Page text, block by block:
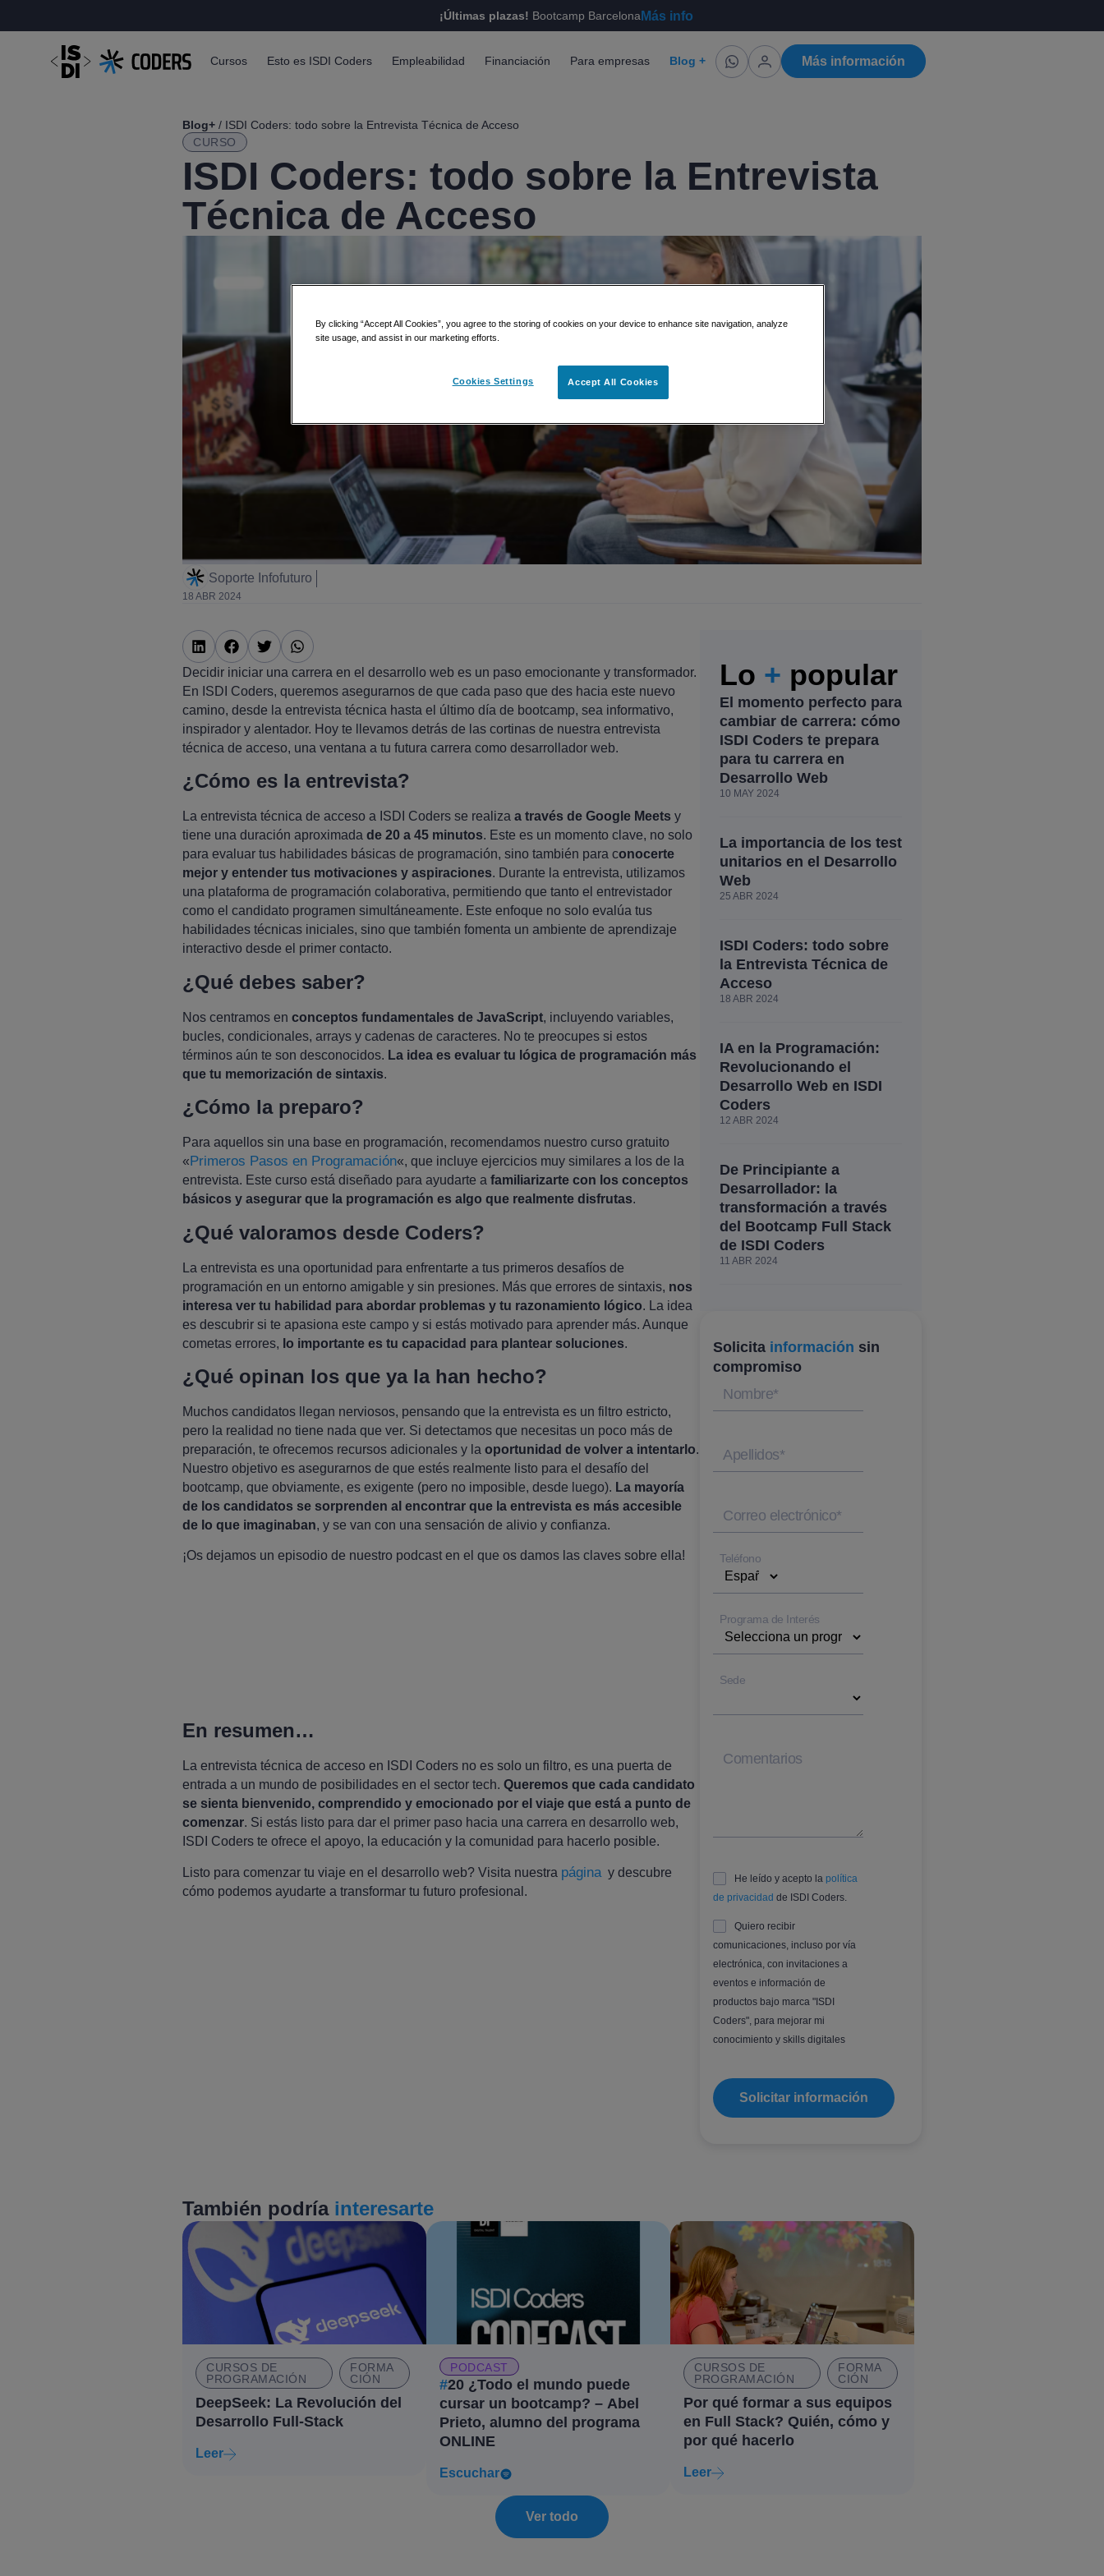
¡Últimas plazas! Bootcamp BarcelonaMás info
Cursos Esto es ISDI Coders Empleabilidad Financiación Para empresas Blog + Más información
Blog+ / ISDI Coders: todo sobre la Entrevista Técnica de Acceso
CURSO
ISDI Coders: todo sobre la Entrevista
Técnica de Acceso
Soporte Infofuturo
18 ABR 2024
Decidir iniciar una carrera en el desarrollo web es un paso emocionante y transformador.
En ISDI Coders, queremos asegurarnos de que cada paso que des hacia este nuevo
camino, desde la entrevista técnica hasta el último día de bootcamp, sea informativo,
inspirador y alentador. Hoy te llevamos detrás de las cortinas de nuestra entrevista
técnica de acceso, una ventana a tu futura carrera como desarrollador web.
¿Cómo es la entrevista?
La entrevista técnica de acceso a ISDI Coders se realiza a través de Google Meets y
tiene una duración aproximada de 20 a 45 minutos. Este es un momento clave, no solo
para evaluar tus habilidades básicas de programación, sino también para conocerte
mejor y entender tus motivaciones y aspiraciones. Durante la entrevista, utilizamos
una plataforma de programación colaborativa, permitiendo que tanto el entrevistador
como el candidato programen simultáneamente. Este enfoque no solo evalúa tus
habilidades técnicas iniciales, sino que también fomenta un ambiente de aprendizaje
interactivo desde el primer contacto.
¿Qué debes saber?
Nos centramos en conceptos fundamentales de JavaScript, incluyendo variables,
bucles, condicionales, arrays y cadenas de caracteres. No te preocupes si estos
términos aún te son desconocidos. La idea es evaluar tu lógica de programación más
que tu memorización de sintaxis.
¿Cómo la preparo?
Para aquellos sin una base en programación, recomendamos nuestro curso gratuito
« Primeros Pasos en Programación«, que incluye ejercicios muy similares a los de la
entrevista. Este curso está diseñado para ayudarte a familiarizarte con los conceptos
básicos y asegurar que la programación es algo que realmente disfrutas.
¿Qué valoramos desde Coders?
La entrevista es una oportunidad para enfrentarte a tus primeros desafíos de
programación en un entorno amigable y sin presiones. Más que errores de sintaxis, nos
interesa ver tu habilidad para abordar problemas y tu razonamiento lógico. La idea
es descubrir si te apasiona este campo y si estás motivado para aprender más. Aunque
cometas errores, lo importante es tu capacidad para plantear soluciones.
¿Qué opinan los que ya la han hecho?
Muchos candidatos llegan nerviosos, pensando que la entrevista es un filtro estricto,
pero la realidad no tiene nada que ver. Si detectamos que necesitas un poco más de
preparación, te ofrecemos recursos adicionales y la oportunidad de volver a intentarlo.
Nuestro objetivo es asegurarnos de que estés realmente listo para el desafío del
bootcamp, que obviamente, es exigente (pero no imposible, desde luego). La mayoría
de los candidatos se sorprenden al encontrar que la entrevista es más accesible
de lo que imaginaban, y se van con una sensación de alivio y confianza.
¡Os dejamos un episodio de nuestro podcast en el que os damos las claves sobre ella!
En resumen…
La entrevista técnica de acceso en ISDI Coders no es solo un filtro, es una puerta de
entrada a un mundo de posibilidades en el sector tech. Queremos que cada candidato
se sienta bienvenido, comprendido y emocionado por el viaje que está a punto de
comenzar. Si estás listo para dar el primer paso hacia una carrera en desarrollo web,
ISDI Coders te ofrece el apoyo, la educación y la comunidad para hacerlo posible.
Listo para comenzar tu viaje en el desarrollo web? Visita nuestra página y descubre
cómo podemos ayudarte a transformar tu futuro profesional.
Lo + popular
El momento perfecto para
cambiar de carrera: cómo
ISDI Coders te prepara
para tu carrera en
Desarrollo Web
10 MAY 2024
La importancia de los test
unitarios en el Desarrollo
Web
25 ABR 2024
ISDI Coders: todo sobre
la Entrevista Técnica de
Acceso
18 ABR 2024
IA en la Programación:
Revolucionando el
Desarrollo Web en ISDI
Coders
12 ABR 2024
De Principiante a
Desarrollador: la
transformación a través
del Bootcamp Full Stack
de ISDI Coders
11 ABR 2024
Solicita información sin
compromiso
Nombre*
Apellidos*
Correo electrónico*
Teléfono
Programa de Interés
Sede
Comentarios
He leído y acepto la política
de privacidad de ISDI Coders.
Quiero recibir
comunicaciones, incluso por vía
electrónica, con invitaciones a
eventos e información de
productos bajo marca "ISDI
Coders", para mejorar mi
conocimiento y skills digitales
También podría interesarte
CURSOS DE
PROGRAMACIÓN
FORMA
CIÓN
DeepSeek: La Revolución del
Desarrollo Full-Stack
Leer
PODCAST
#20 ¿Todo el mundo puede
cursar un bootcamp? – Abel
Prieto, alumno del programa
ONLINE
Escuchar
CURSOS DE
PROGRAMACIÓN
FORMA
CIÓN
Por qué formar a sus equipos
en Full Stack? Quién, cómo y
por qué hacerlo
Leer
Ver todo
By clicking “Accept All Cookies”, you agree to the storing of cookies on your device to enhance site navigation, analyze
site usage, and assist in our marketing efforts.
Accept All Cookies
Cookies Settings